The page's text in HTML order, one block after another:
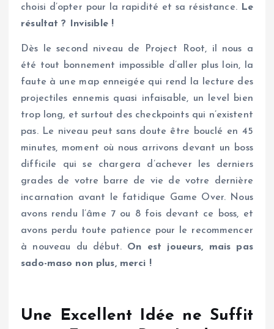
choisi d’opter pour la rapidité et sa résistance.
Le
résultat ? Invisible !
Dès le second niveau de Project Root, il nous a
été tout bonnement impossible d’aller plus loin, la
faute à une map enneigée qui rend la lecture des
projectiles ennemis quasi infaisable, un level bien
trop long, et surtout des checkpoints qui n’existent
pas. Le niveau peut sans doute être bouclé en 45
minutes, moment où nous arrivons devant un boss
difficile qui se chargera d’achever les derniers
grades de votre barre de vie de votre dernière
incarnation avant le fatidique Game Over. Nous
avons rendu l’âme 7 ou 8 fois devant ce boss, et
avons perdu toute patience pour le recommencer
à nouveau du début. On est joueurs, mais pas
sado-maso non plus, merci !
Une Excellent Idée ne Suffit